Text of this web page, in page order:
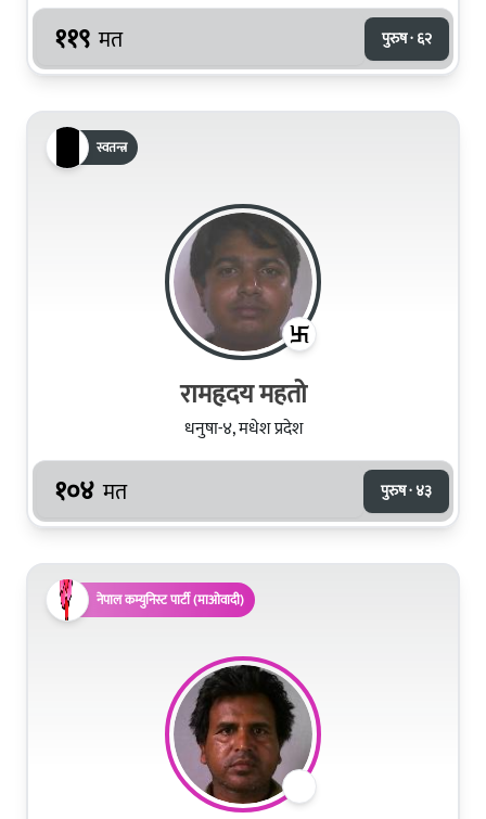
११९ मत पुरुष · ६२
स्वतन्त्र
रामहृदय महतो
धनुषा-४, मधेश प्रदेश
१०४ मत पुरुष · ४३
नेपाल कम्युनिस्ट पार्टी (माओवादी)